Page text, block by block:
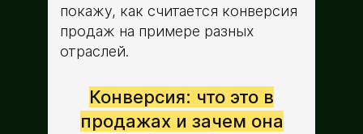
покажу, как считается конверсия
продаж на примере разных
отраслей.
Конверсия: что это в
продажах и зачем она